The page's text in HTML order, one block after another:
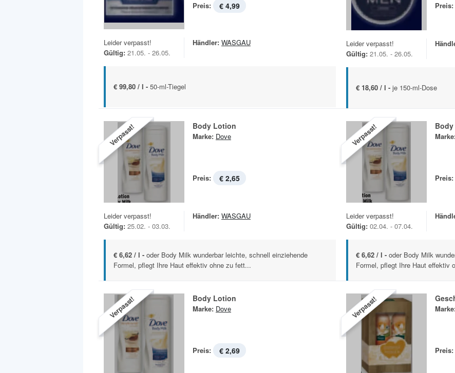
Preis: € 4,99
Leider verpasst!
Gültig: 21.05. - 26.05.
Händler: WASGAU
€ 99,80 / l - 50-ml-Tiegel
Preis:
Leider verpasst!
Gültig: 21.05. - 26.05.
€ 18,60 / l - je 150-ml-Dose
Verpasst! Body Lotion
Marke: Dove
Preis: € 2,65
Leider verpasst!
Gültig: 25.02. - 03.03.
Händler: WASGAU
€ 6,62 / l - oder Body Milk wunderbar leichte, schnell einziehende
Formel, pflegt Ihre Haut effektiv ohne zu fett...
Verpasst!
Preis:
Leider verpasst!
Gültig: 02.04. - 07.04.
€ 6,62 / l - oder Body Milk
Formel, pflegt Ihre Haut effektiv
Verpasst! Body Lotion
Marke: Dove
Preis: € 2,69
Verpasst!
Preis: